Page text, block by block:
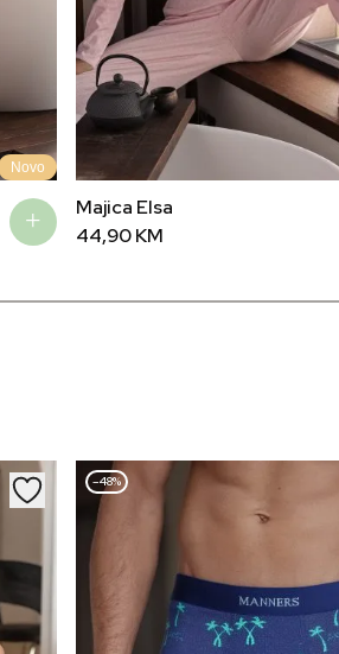
Novo
Majica Elsa
44,90KM
–48%